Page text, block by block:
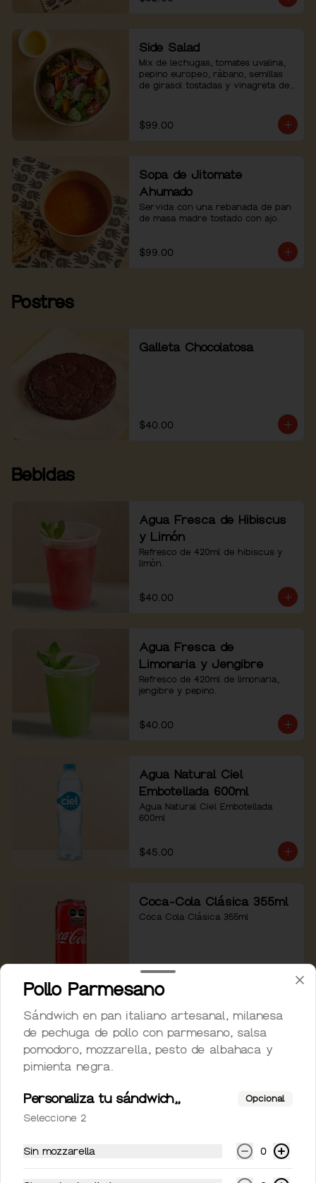
Side Salad
Mix de lechugas, tomates uvalina,
pepino europeo, rábano, semillas
de girasol tostadas y vinagreta de
$99.00
Sopa de Jitomate
Ahumado
Servida con una rebanada de pan
de masa madre tostado con ajo.
$99.00
Postres
Galleta Chocolatosa
$40.00
Bebidas
Agua Fresca de Hibiscus
y Limón
Refresco de 420ml de hibiscus y
limón.
$40.00
Agua Fresca de
Limonaria y Jengibre
Refresco de 420ml de limonaria,
jengibre y pepino.
$40.00
Agua Natural Ciel
Embotellada 600ml
Agua Natural Ciel Embotellada
600ml
$45.00
Coca-Cola Clásica 355ml
Coca Cola Clásica 355ml
Coca-Cola Light 355ml
Coca-Cola Light 355ml
$49.00
Coca-Cola Sin Azúcar
355ml
Pollo Parmesano
Sándwich en pan italiano artesanal, milanesa
de pechuga de pollo con parmesano, salsa
pomodoro, mozzarella, pesto de albahaca y
pimienta negra.
Personaliza tu sándwich,, Opcional
Seleccione 2
Sin mozzarella 0